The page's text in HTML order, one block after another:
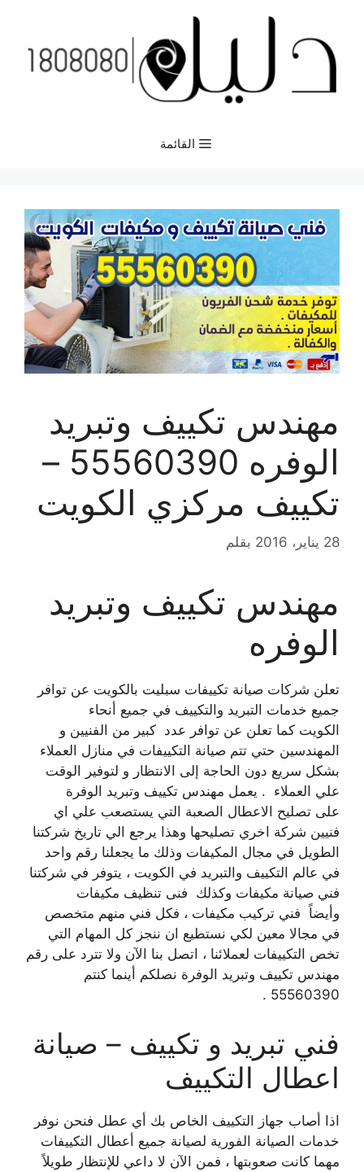
المحتوى
القائمة
مهندس تكييف وتبريد
الوفره 55560390 –
تكييف مركزي الكويت
28 يناير، 2016 بقلم
مهندس تكييف وتبريد
الوفره
تعلن شركات صيانة تكييفات سبليت بالكويت عن توافر
جميع خدمات التبريد والتكييف في جميع أنحاء
الكويت كما تعلن عن توافر عدد كبير من الفنيين و
المهندسين حتي تتم صيانة التكييفات في منازل العملاء
بشكل سريع دون الحاجة إلى الانتظار و لتوفير الوقت
علي العملاء . يعمل مهندس تكييف وتبريد الوفرة
على تصليح الاعطال الصعبة التي يستصعب علي اي
فنيين شركة اخري تصليحها وهذا يرجع الي تاريخ شركتنا
الطويل في مجال المكيفات وذلك ما يجعلنا رقم واحد
في عالم التكييف والتبريد في الكويت ، يتوفر في شركتنا
فني صيانة مكيفات وكذلك فنى تنظيف مكيفات
وأيضاً فني تركيب مكيفات ، فكل فني منهم متخصص
في مجالا معين لكي نستطيع ان ننجز كل المهام التي
تخص التكييفات لعملائنا ، اتصل بنا الآن ولا تترد على رقم
مهندس تكييف وتبريد الوفرة نصلكم أينما كنتم
55560390 .
فني تبريد و تكييف – صيانة
اعطال التكييف
اذا أصاب جهاز التكييف الخاص بك أي عطل فنحن نوفر
خدمات الصيانة الفورية لصيانة جميع أعطال التكييفات
مهما كانت صعوبتها ، فمن الآن لا داعي للإنتظار طويلاً